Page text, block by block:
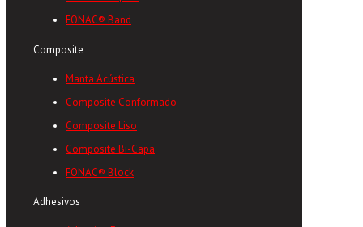
FONAC® Band
Composite
Manta Acústica
Composite Conformado
Composite Liso
Composite Bi-Capa
FONAC® Block
Adhesivos